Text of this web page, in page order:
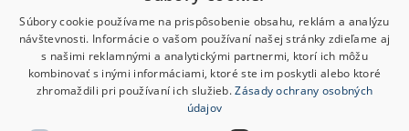
Súbory cookie používame na prispôsobenie obsahu, reklám a analýzu
návštevnosti. Informácie o vašom používaní našej stránky zdieľame aj
s našimi reklamnými a analytickými partnermi, ktorí ich môžu
kombinovať s inými informáciami, ktoré ste im poskytli alebo ktoré
zhromaždili pri používaní ich služieb.Zásady ochrany osobných
údajov